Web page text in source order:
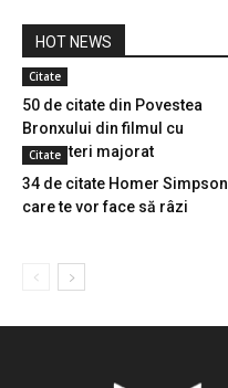
HOT NEWS
Citate
50 de citate din Povestea
Bronxului din filmul cu
gangsteri majorat
Citate
34 de citate Homer Simpson
care te vor face să râzi